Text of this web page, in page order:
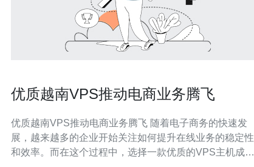
优质越南VPS推动电商业务腾飞
优质越南VPS推动电商业务腾飞 随着电子商务的快速发
展，越来越多的企业开始关注如何提升在线业务的稳定性
和效率。而在这个过程中，选择一款优质的VPS主机成为